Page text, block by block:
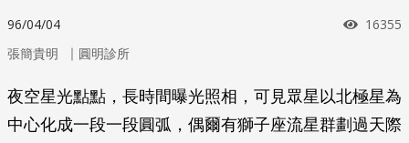
96/04/04 瀏覽次
16355
張簡貴明 ｜ 圓明診所
夜空星光點點，長時間曝光照相，可見眾星以北極星為
中心化成一段一段圓弧，偶爾有獅子座流星群劃過天際